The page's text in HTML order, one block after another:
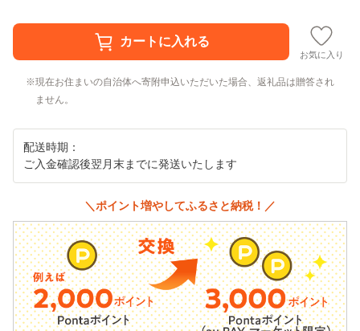
お気に入り
現在お住まいの自治体へ寄附申込いただいた場合、返礼品は贈答され
ません。
配送時期：
ご入金確認後翌月末までに発送いたします
＼ポイント増やしてふるさと納税！／